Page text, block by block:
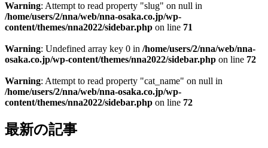
Warning: Attempt to read property "slug" on null in
/home/users/2/nna/web/nna-osaka.co.jp/wp-
content/themes/nna2022/sidebar.php on line 71
Warning: Undefined array key 0 in /home/users/2/nna/web/nna-
osaka.co.jp/wp-content/themes/nna2022/sidebar.php on line 72
Warning: Attempt to read property "cat_name" on null in
/home/users/2/nna/web/nna-osaka.co.jp/wp-
content/themes/nna2022/sidebar.php on line 72
最新の記事